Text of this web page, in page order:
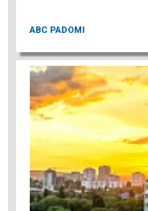
ABC PADOMI